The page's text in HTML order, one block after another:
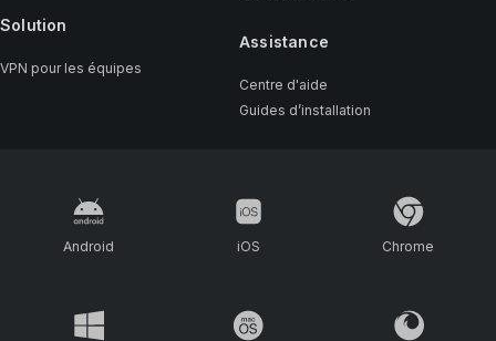
Solution
VPN pour les équipes
Assistance
Centre d'aide
Guides d’installation
Android iOS Chrome